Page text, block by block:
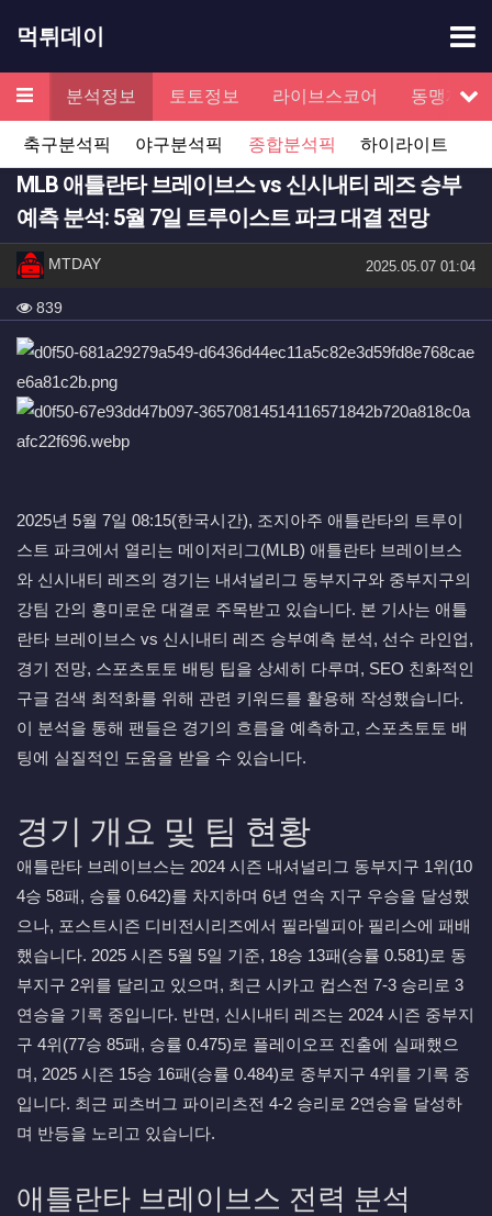
먹튀데이
메뉴
증 분석정보 토토정보 라이브스코어
동맹제휴
축구분석픽
야구분석픽 종합분석픽 하이라이트
MLB 애틀란타 브레이브스 vs 신시내티 레즈 승부
예측 분석: 5월 7일 트루이스트 파크 대결 전망
작성자 정보
MTDAY작성 작성일
2025.05.07 01:04
컨텐츠 정보
839
본문
2025년 5월 7일 08:15(한국시간), 조지아주 애틀란타의 트루이
스트 파크에서 열리는 메이저리그(MLB) 애틀란타 브레이브스
와 신시내티 레즈의 경기는 내셔널리그 동부지구와 중부지구의
강팀 간의 흥미로운 대결로 주목받고 있습니다. 본 기사는 애틀
란타 브레이브스 vs 신시내티 레즈 승부예측 분석, 선수 라인업,
경기 전망, 스포츠토토 배팅 팁을 상세히 다루며, SEO 친화적인
구글 검색 최적화를 위해 관련 키워드를 활용해 작성했습니다.
이 분석을 통해 팬들은 경기의 흐름을 예측하고, 스포츠토토 배
팅에 실질적인 도움을 받을 수 있습니다.
경기 개요 및 팀 현황
애틀란타 브레이브스는 2024 시즌 내셔널리그 동부지구 1위(10
4승 58패, 승률 0.642)를 차지하며 6년 연속 지구 우승을 달성했
으나, 포스트시즌 디비전시리즈에서 필라델피아 필리스에 패배
했습니다. 2025 시즌 5월 5일 기준, 18승 13패(승률 0.581)로 동
부지구 2위를 달리고 있으며, 최근 시카고 컵스전 7-3 승리로 3
연승을 기록 중입니다. 반면, 신시내티 레즈는 2024 시즌 중부지
구 4위(77승 85패, 승률 0.475)로 플레이오프 진출에 실패했으
며, 2025 시즌 15승 16패(승률 0.484)로 중부지구 4위를 기록 중
입니다. 최근 피츠버그 파이리츠전 4-2 승리로 2연승을 달성하
며 반등을 노리고 있습니다.
애틀란타 브레이브스 전력 분석